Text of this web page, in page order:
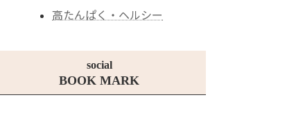
高たんぱく・ヘルシー
social
BOOK MARK